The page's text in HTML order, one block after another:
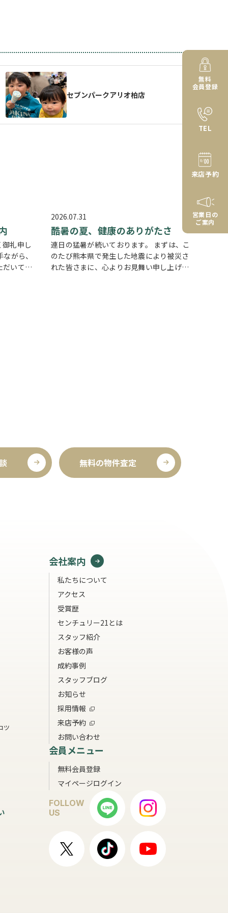
セブンパークアリオ柏店
礼申し
がら、
だいてお
2026.07.31
酷暑の夏、健康のありがたさ
連日の猛暑が続いております。 まずは、こ
のたび熊本県で発生した地震により被災さ
れた皆さまに、心よりお見舞い申し上げま
無料の物件査定
ツ
会社案内
私たちについて
アクセス
受賞歴
センチュリー21とは
スタッフ紹介
お客様の声
成約事例
スタッフブログ
お知らせ
採用情報
来店予約
お問い合わせ
会員メニュー
無料会員登録
マイページログイン
FOLLOW
US
無料
会員登録
TEL
来店予約
営業日の
ご案内